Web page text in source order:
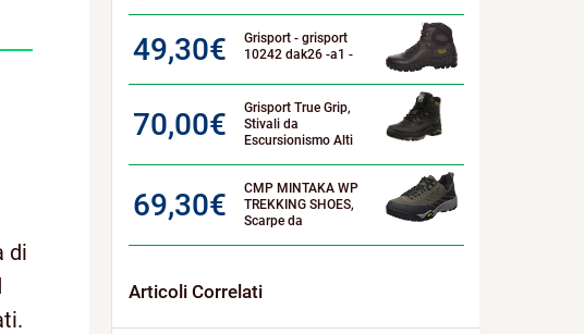
di
49,30€
Grisport - grisport
10242 dak26 -a1 -
70,00€
Grisport True Grip,
Stivali da
Escursionismo Alti
69,30€
CMP MINTAKA WP
TREKKING SHOES,
Scarpe da